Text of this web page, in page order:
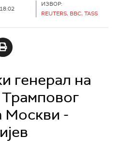
ИЗВОР:
REUTERS, BBC, TASS
генерал на
Москви -